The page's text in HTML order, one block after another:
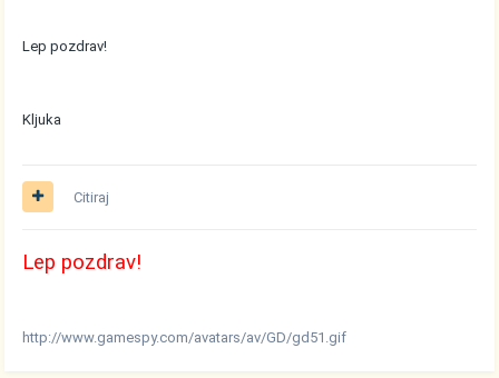
Lep pozdrav!
Kljuka
Citiraj
Lep pozdrav!
http://www.gamespy.com/avatars/av/GD/gd51.gif